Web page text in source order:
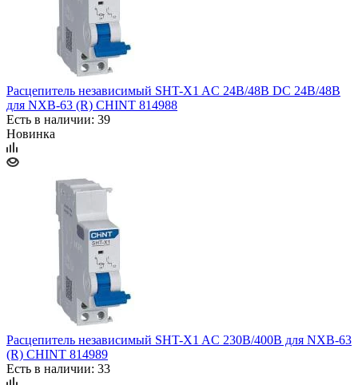
Расцепитель независимый SHT-X1 AC 24В/48В DC 24В/48В
для NXB-63 (R) CHINT 814988
Есть в наличии: 39
Новинка
Расцепитель независимый SHT-X1 AC 230В/400В для NXB-63
(R) CHINT 814989
Есть в наличии: 33